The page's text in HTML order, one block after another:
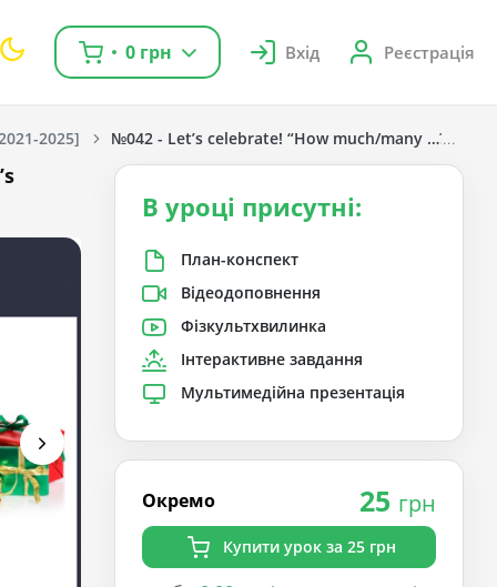
0 грн Вхід Реєстрація
2025] №042 - Let’s celebrate! “How much/many …?”,
В уроці присутні:
План-конспект
Відеодоповнення
Фізкультхвилинка
Інтерактивне завдання
Мультимедійна презентація
Окремо 25 грн
Купити урок за 25 грн